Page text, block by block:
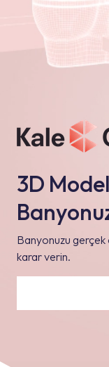
3D
Banyonuzu gerçek
karar verin.